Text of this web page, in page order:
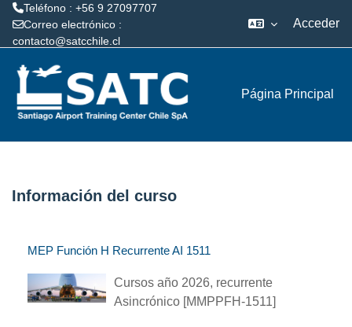
Teléfono : +56 9 27097707
Correo electrónico :
contacto@satcchile.cl
Acceder
Página Principal
Información del curso
MEP Función H Recurrente AI 1511
Cursos año 2026, recurrente
Asincrónico [MMPPFH-1511]